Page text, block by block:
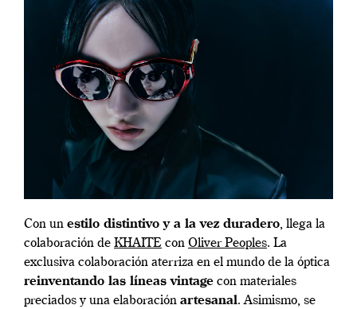
Con un estilo distintivo y a la vez duradero, llega la
colaboración de KHAITE con Oliver Peoples. La
exclusiva colaboración aterriza en el mundo de la óptica
reinventando las líneas vintage con materiales
preciados y una elaboración artesanal. Asimismo, se